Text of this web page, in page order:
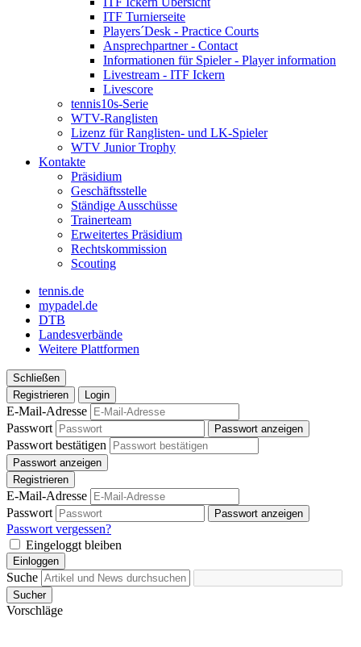
ITF Turnierseite
Players´Desk - Practice Courts
Ansprechpartner - Contact
Informationen für Spieler - Player information
Livestream - ITF Ickern
Livescore
tennis10s-Serie
WTV-Ranglisten
Lizenz für Ranglisten- und LK-Spieler
WTV Junior Trophy
Kontakte
Präsidium
Geschäftsstelle
Ständige Ausschüsse
Trainerteam
Erweitertes Präsidium
Rechtskommission
Scouting
tennis.de
mypadel.de
DTB
Landesverbände
Weitere Plattformen
Schließen
Registrieren
Login
E-Mail-Adresse
Passwort
Passwort anzeigen
Passwort bestätigen
Passwort anzeigen
Registrieren
E-Mail-Adresse
Passwort
Passwort anzeigen
Passwort vergessen?
Eingeloggt bleiben
Einloggen
Suche
Sucher
Vorschläge